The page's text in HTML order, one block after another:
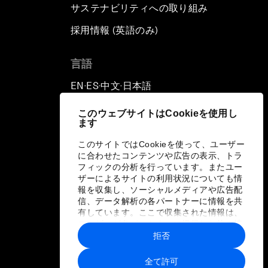
このウェブサイトはCookieを使用し
ます
このサイトではCookieを使って、ユーザー
に合わせたコンテンツや広告の表示、トラ
フィックの分析を行っています。またユー
ザーによるサイトの利用状況についても情
報を収集し、ソーシャルメディアや広告配
信、データ解析の各パートナーに情報を共
有しています。ここで収集された情報は、
ユーザーが各パートナーに提供した他の情
報や各パートナーのサービスを使用した際
に収集された情報と組み合わされ、各パー
トナーによって使用されることがありま
全て許可
拒否
サステナビリティへの取り組み
採用情報 (英語のみ)
言語
EN ▪ ES▪中文▪ 日本語